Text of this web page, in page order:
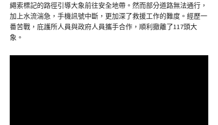
繩索標記的路徑引導大象前往安全地帶。然而部分道路無法通行，
加上水流湍急，手機訊號中斷，更加深了救援工作的難度。經歷一
番苦戰，庇護所人員與政府人員攜手合作，順利撤離了117頭大
象。